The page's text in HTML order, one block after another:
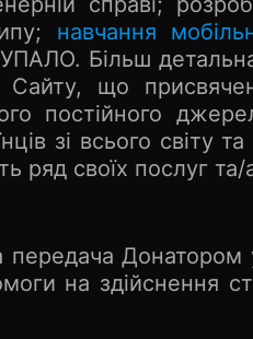
навчання
Більш
Сайту, що
постійного
зі всього світу
ряд своїх послуг та/
Донатором
на здійснення